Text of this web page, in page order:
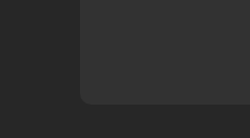
Scopri la vastità del